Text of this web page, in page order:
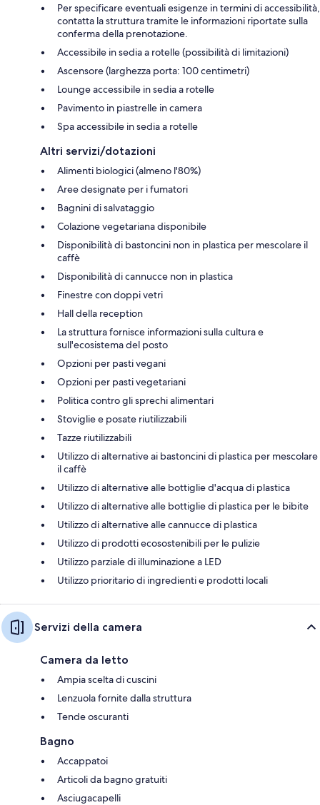
Per specificare eventuali esigenze in termini di accessibilità,
contatta la struttura tramite le informazioni riportate sulla
conferma della prenotazione.
Accessibile in sedia a rotelle (possibilità di limitazioni)
Ascensore (larghezza porta: 100 centimetri)
Lounge accessibile in sedia a rotelle
Pavimento in piastrelle in camera
Spa accessibile in sedia a rotelle
Altri servizi/dotazioni
Alimenti biologici (almeno l'80%)
Aree designate per i fumatori
Bagnini di salvataggio
Colazione vegetariana disponibile
Disponibilità di bastoncini non in plastica per mescolare il
caffè
Disponibilità di cannucce non in plastica
Finestre con doppi vetri
Hall della reception
La struttura fornisce informazioni sulla cultura e
sull'ecosistema del posto
Opzioni per pasti vegani
Opzioni per pasti vegetariani
Politica contro gli sprechi alimentari
Stoviglie e posate riutilizzabili
Tazze riutilizzabili
Utilizzo di alternative ai bastoncini di plastica per mescolare
il caffè
Utilizzo di alternative alle bottiglie d'acqua di plastica
Utilizzo di alternative alle bottiglie di plastica per le bibite
Utilizzo di alternative alle cannucce di plastica
Utilizzo di prodotti ecosostenibili per le pulizie
Utilizzo parziale di illuminazione a LED
Utilizzo prioritario di ingredienti e prodotti locali
Servizi della camera
Camera da letto
Ampia scelta di cuscini
Lenzuola fornite dalla struttura
Tende oscuranti
Bagno
Accappatoi
Articoli da bagno gratuiti
Asciugacapelli